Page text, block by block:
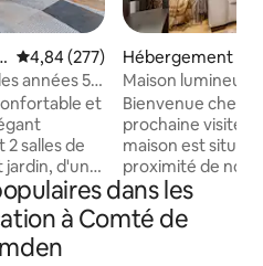
Évaluation moyenne sur la
4,84 (277)
années 50
et
salles de
jardin, d'une
et d'une
un séjour
l’énergie
des
Hébergement ⋅
Maison
Fishtown avec vin
Bienvenue chez
prochaine visite à
maison est située
proximité de
restaurants,
magasins et de
NoLibs hipster
dans les
à Comté de